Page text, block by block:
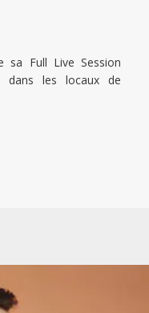
sa Full Live Session
dans les locaux de